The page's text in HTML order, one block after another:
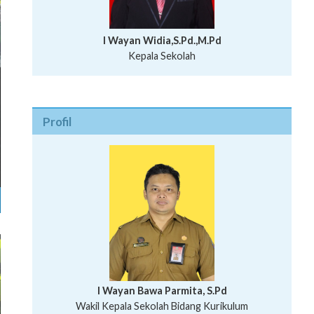
I Wayan Widia,S.Pd.,M.Pd
Kepala Sekolah
Profil
I Wayan Bawa Parmita, S.Pd
Wakil Kepala Sekolah Bidang Kurikulum
I Wayan Gede Aditya Pratita, S.Pd., M.Sn
Ni Wayan Nopi Sutantri, S.Pd.